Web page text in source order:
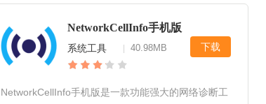
更新1.增加了对最新文件格式的
NetworkCellInfo手机版
系统工具 40.98MB 下载
NetworkCellInfo手机版是一款功能强大的网络诊断工